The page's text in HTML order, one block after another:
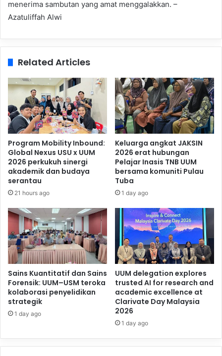
menerima sambutan yang amat menggalakkan. –
Azatuliffah Alwi
Related Articles
Program Mobility Inbound:
Global Nexus USU x UUM
2026 perkukuh sinergi
akademik dan budaya
serantau
21 hours ago
Keluarga angkat JAKSIN
2026 erat hubungan
Pelajar Inasis TNB UUM
bersama komuniti Pulau
Tuba
1 day ago
Sains Kuantitatif dan Sains
Forensik: UUM–USM teroka
kolaborasi penyelidikan
strategik
1 day ago
UUM delegation explores
trusted AI for research and
academic excellence at
Clarivate Day Malaysia
2026
1 day ago